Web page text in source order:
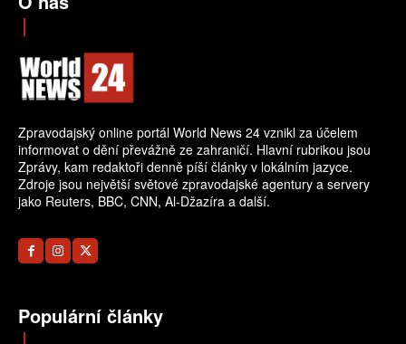
Zpravodajský online portál World News 24 vznikl za účelem
informovat o dění převážně ze zahraničí. Hlavní rubrikou jsou
Zprávy, kam redaktoři denně píší články v lokálním jazyce.
Zdroje jsou největší světové zpravodajské agentury a servery
jako Reuters, BBC, CNN, Al-Džazíra a další.
Populární články